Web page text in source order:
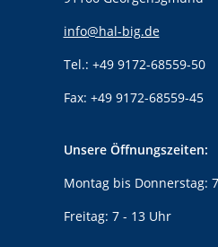
info@hal-big.de
Tel.: +49 9172-68559-50
Fax: +49 9172-68559-45
Unsere Öffnungszeiten:
Montag bis Donnerstag:
Freitag: 7 - 13 Uhr